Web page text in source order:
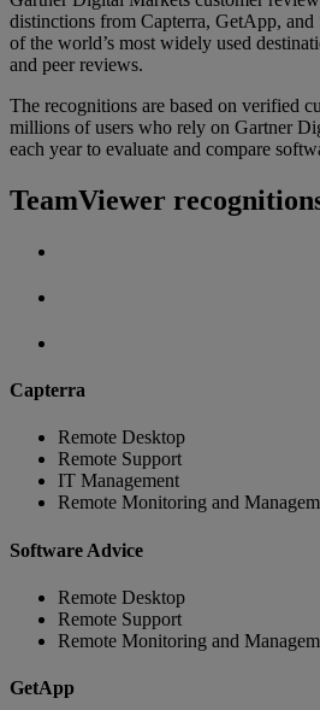
distinctions from Capterra, GetApp,
of the world’s most widely used
and peer reviews.
The recognitions are based on verified
millions of users who rely on Gartner
each year to evaluate and compare
TeamViewer
Capterra
Remote Desktop
Remote Support
IT Management
Remote Monitoring and
Software Advice
Remote Desktop
Remote Support
Remote Monitoring and
GetApp